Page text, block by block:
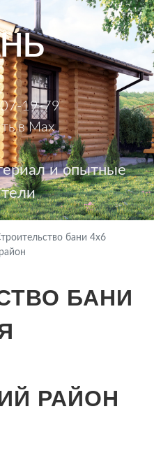
19-79
в Max
и опытные
бани 4х6
БАНИ
РАЙОН